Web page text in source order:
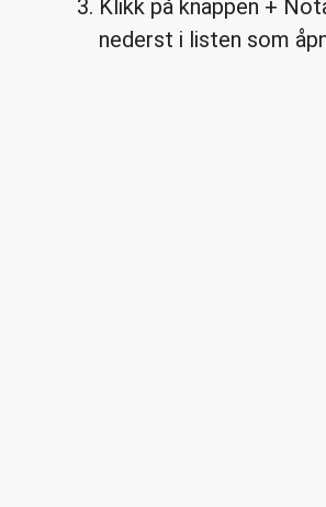
Klikk på knappen +
nederst i listen som